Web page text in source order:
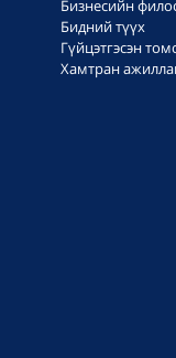
Бизнесийн
Бидний түүх
Гүйцэтгэсэн
Хамтран